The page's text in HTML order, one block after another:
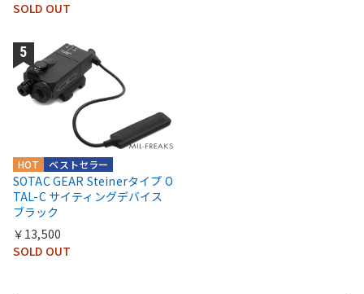
SOLD OUT
ベストセラー
HOT
SOTAC GEAR Steinerタイプ O
TAL-C サイティングデバイス
ブラック
￥13,500
SOLD OUT